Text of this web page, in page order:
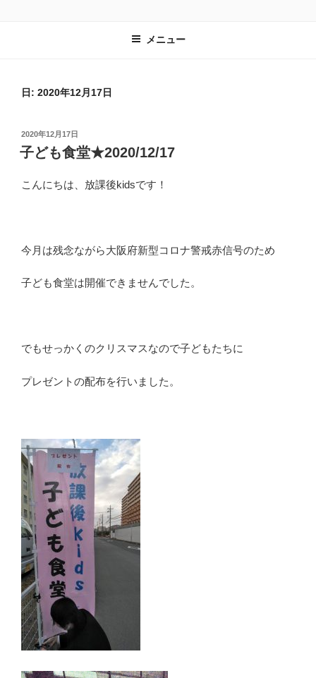
メニュー
日: 2020年12月17日
投
稿
日:
2020年12月17日
子ども食堂★2020/12/17
こんにちは、放課後kidsです！
今月は残念ながら大阪府新型コロナ警戒赤信号のため
子ども食堂は開催できませんでした。
でもせっかくのクリスマスなので子どもたちに
プレゼントの配布を行いました。